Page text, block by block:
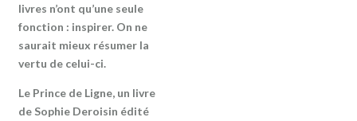
livres n’ont qu’une seule
fonction : inspirer. On ne
saurait mieux résumer la
vertu de celui-ci.
Le Prince de Ligne, un livre
de Sophie Deroisin édité